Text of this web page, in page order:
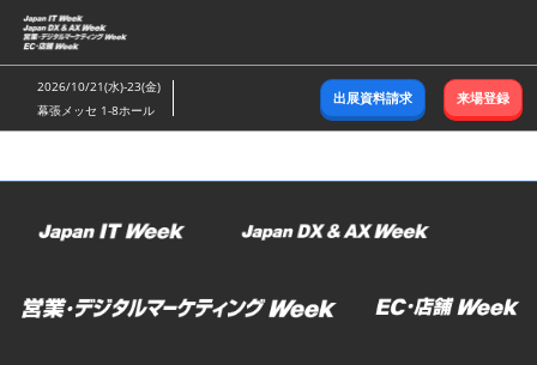
ス
キ
ッ
し
2026/10/21(水)-23(金)
幕張メッセ 1-8ホール
出展資料請求 来場登録